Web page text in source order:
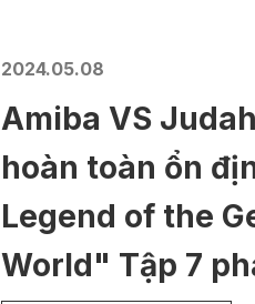
2024.05.08
Amiba VS
hoàn toàn ổn
Legend of the
World" Tập 7